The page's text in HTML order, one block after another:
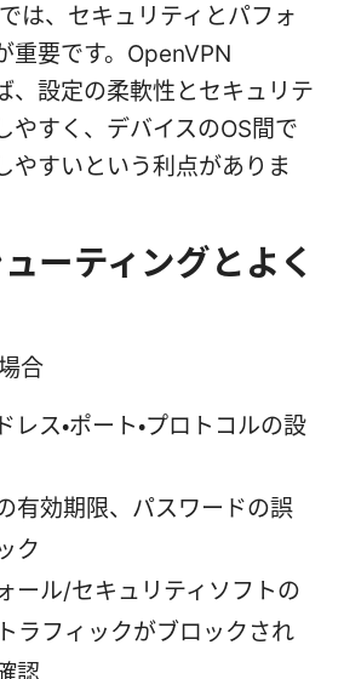
は、セキュリティとパフォ
重要です。OpenVPN
、設定の柔軟性とセキュリテ
やすく、デバイスのOS間で
やすいという利点がありま
ーティングとよく
合
レス・ポート・プロトコルの設
有効期限、パスワードの誤
ク
ール/セキュリティソフトの
ラフィックがブロックされ
認